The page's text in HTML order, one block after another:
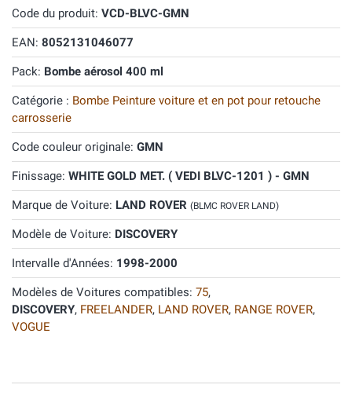
Code du produit: VCD-BLVC-GMN
EAN: 8052131046077
Pack: Bombe aérosol 400 ml
Catégorie : Bombe Peinture voiture et en pot pour retouche
carrosserie
Code couleur originale: GMN
Finissage: WHITE GOLD MET. ( VEDI BLVC-1201 ) - GMN
Marque de Voiture: LAND ROVER (BLMC ROVER LAND)
Modèle de Voiture: DISCOVERY
Intervalle d'Années: 1998-2000
Modèles de Voitures compatibles: 75,
DISCOVERY, FREELANDER, LAND ROVER, RANGE ROVER,
VOGUE